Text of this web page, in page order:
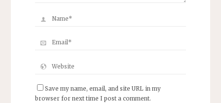
Save my name, email, and site URL in my
browser for next time I post a comment.